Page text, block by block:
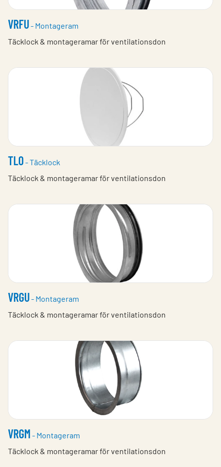
VRFU- Montageram
Täcklock & montageramar för ventilationsdon
TLO- Täcklock
Täcklock & montageramar för ventilationsdon
VRGU- Montageram
Täcklock & montageramar för ventilationsdon
VRGM - Montageram
Täcklock & montageramar för ventilationsdon